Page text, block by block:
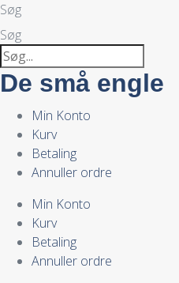
Søg
Søg
De små engle
Min Konto
Kurv
Betaling
Annuller ordre
Min Konto
Kurv
Betaling
Annuller ordre